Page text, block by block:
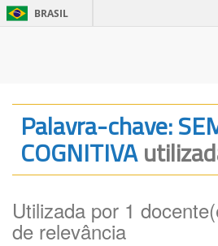
BRASIL
Palavra-chave:
COGNITIVA
Utilizada por 1
de relevância